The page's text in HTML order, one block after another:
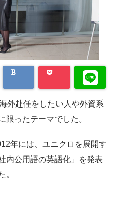
外赴任をしたい人や外資系
限ったテーマでした。
年には、ユニクロを展開す
内公用語の英語化」を発表
。